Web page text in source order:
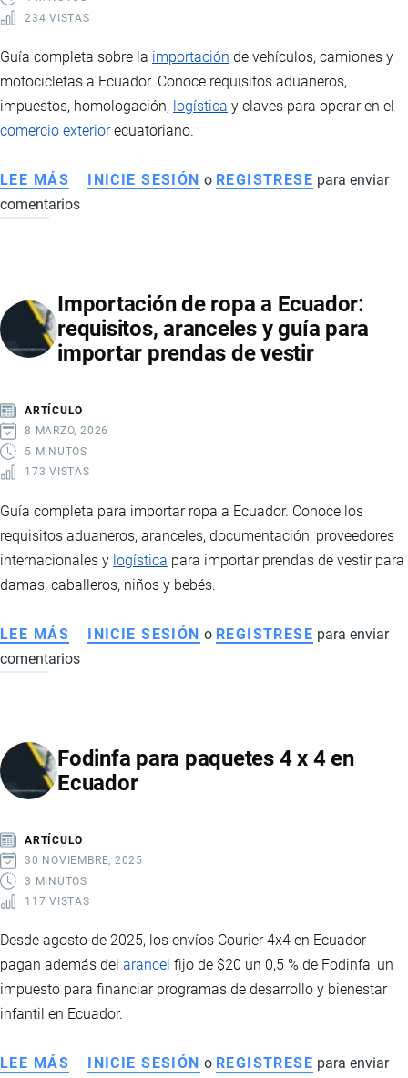
234 VISTAS
Guía completa sobre la importación de vehículos, camiones y
motocicletas a Ecuador. Conoce requisitos aduaneros,
impuestos, homologación, logística y claves para operar en el
comercio exteriorecuatoriano.
LEE MÁS SOBRE
IMPORTACIÓN
Y
MOTOS
A
IMPUESTOS
Y
LOGÍSTICA
INICIE SESIÓN o REGISTRESE para enviar
comentarios
Importación de ropa a Ecuador:
requisitos, aranceles y guía para
importar prendas de vestir
ARTÍCULO
8 MARZO, 2026
5 MINUTOS
173 VISTAS
Guía completa para importar ropa a Ecuador. Conoce los
requisitos aduaneros, aranceles, documentación, proveedores
internacionales y logística para importar prendas de vestir para
damas, caballeros, niños y bebés.
LEE MÁS SOBRE
IMPORTACIÓN
ECUADOR:
REQUISITOS,
GUÍA
PARA
IMPORTAR
INICIE SESIÓN o REGISTRESE para enviar
comentarios
Fodinfa para paquetes 4 x 4 en
Ecuador
ARTÍCULO
30 NOVIEMBRE, 2025
3 MINUTOS
117 VISTAS
Desde agosto de 2025, los envíos Courier 4x4 en Ecuador
pagan además del arancel fijo de $20 un 0,5 % de Fodinfa, un
impuesto para financiar programas de desarrollo y bienestar
infantil en Ecuador.
LEE MÁS SOBRE
INICIE SESIÓN o REGISTRESE para enviar